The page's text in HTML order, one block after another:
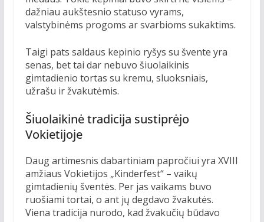
dažniau aukštesnio statuso vyrams,
valstybinėms progoms ar svarbioms sukaktims.
Taigi pats saldaus kepinio ryšys su švente yra
senas, bet tai dar nebuvo šiuolaikinis
gimtadienio tortas su kremu, sluoksniais,
užrašu ir žvakutėmis.
Šiuolaikinė tradicija sustiprėjo
Vokietijoje
Daug artimesnis dabartiniam papročiui yra XVIII
amžiaus Vokietijos „Kinderfest“ – vaikų
gimtadienių šventės. Per jas vaikams buvo
ruošiami tortai, o ant jų degdavo žvakutės.
Viena tradicija nurodo, kad žvakučių būdavo